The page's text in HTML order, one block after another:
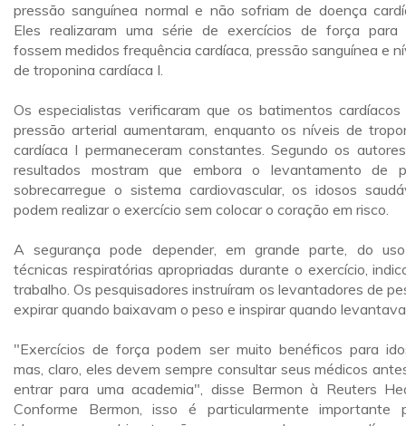
pressão sanguínea normal e não sofriam de doença
Eles realizaram uma série de exercícios de força para
fossem medidos frequência cardíaca, pressão sanguínea e
de troponina cardíaca I.
Os especialistas verificaram que os batimentos
pressão arterial aumentaram, enquanto os níveis de
cardíaca I permaneceram constantes. Segundo os
resultados mostram que embora o levantamento de
sobrecarregue o sistema cardiovascular, os idosos
podem realizar o exercício sem colocar o coração em risco.
A segurança pode depender, em grande parte, do
técnicas respiratórias apropriadas durante o exercício,
trabalho. Os pesquisadores instruíram os levantadores de
expirar quando baixavam o peso e inspirar quando
"Exercícios de força podem ser muito benéficos para
mas, claro, eles devem sempre consultar seus médicos
entrar para uma academia", disse Bermon à Reuters
Conforme Bermon, isso é particularmente importante